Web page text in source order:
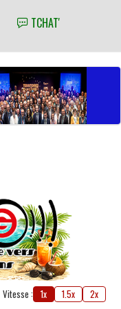
TCHAT'
Vitesse : 1x 1.5x 2x